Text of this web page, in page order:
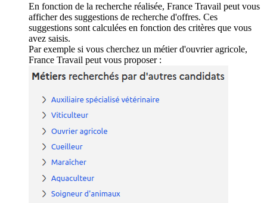
En fonction de la recherche réalisée, France Travail peut vous
afficher des suggestions de recherche d'offres. Ces
suggestions sont calculées en fonction des critères que vous
avez saisis.
Par exemple si vous cherchez un métier d'ouvrier agricole,
France Travail peut vous proposer :